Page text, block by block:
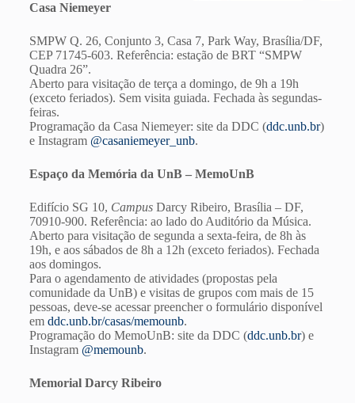
Casa Niemeyer
SMPW Q. 26, Conjunto 3, Casa 7, Park Way, Brasília/DF,
CEP 71745-603. Referência: estação de BRT “SMPW
Quadra 26”.
Aberto para visitação de terça a domingo, de 9h a 19h
(exceto feriados). Sem visita guiada. Fechada às segundas-
feiras.
Programação da Casa Niemeyer: site da DDC (ddc.unb.br)
e Instagram @casaniemeyer_unb.
Espaço da Memória da UnB – MemoUnB
Edifício SG 10, CampusDarcy Ribeiro, Brasília – DF,
70910-900. Referência: ao lado do Auditório da Música.
Aberto para visitação de segunda a sexta-feira, de 8h às
19h, e aos sábados de 8h a 12h (exceto feriados). Fechada
aos domingos.
Para o agendamento de atividades (propostas pela
comunidade da UnB) e visitas de grupos com mais de 15
pessoas, deve-se acessar preencher o formulário disponível
em ddc.unb.br/casas/memounb.
Programação do MemoUnB: site da DDC (ddc.unb.br) e
Instagram @memounb.
Memorial Darcy Ribeiro